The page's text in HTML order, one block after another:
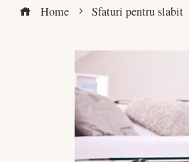
Home Sfaturi pentru slabit